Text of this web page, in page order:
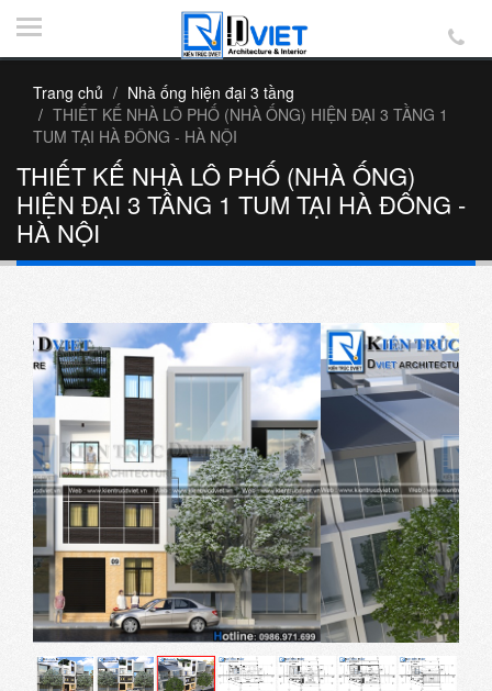
Trang chủ
Nhà ống hiện đại 3 tầng
THIẾT KẾ NHÀ LÔ PHỐ (NHÀ ỐNG) HIỆN ĐẠI 3 TẦNG 1
TUM TẠI HÀ ĐÔNG - HÀ NỘI
THIẾT KẾ NHÀ LÔ PHỐ (NHÀ ỐNG)
HIỆN ĐẠI 3 TẦNG 1 TUM TẠI HÀ ĐÔNG -
HÀ NỘI